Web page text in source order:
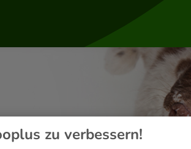
zu verbessern!